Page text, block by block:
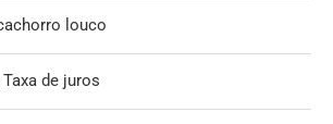
louco
de juros